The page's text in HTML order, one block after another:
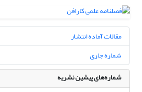
مقالات آماده انتشار
شماره جاری
شماره‌های پیشین نشریه